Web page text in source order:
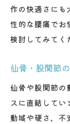
作の快適さにも
性的な腰痛でお
検討してみてく
仙骨・股関節
仙骨や股関節の
スに直結して
動域や硬さ、不